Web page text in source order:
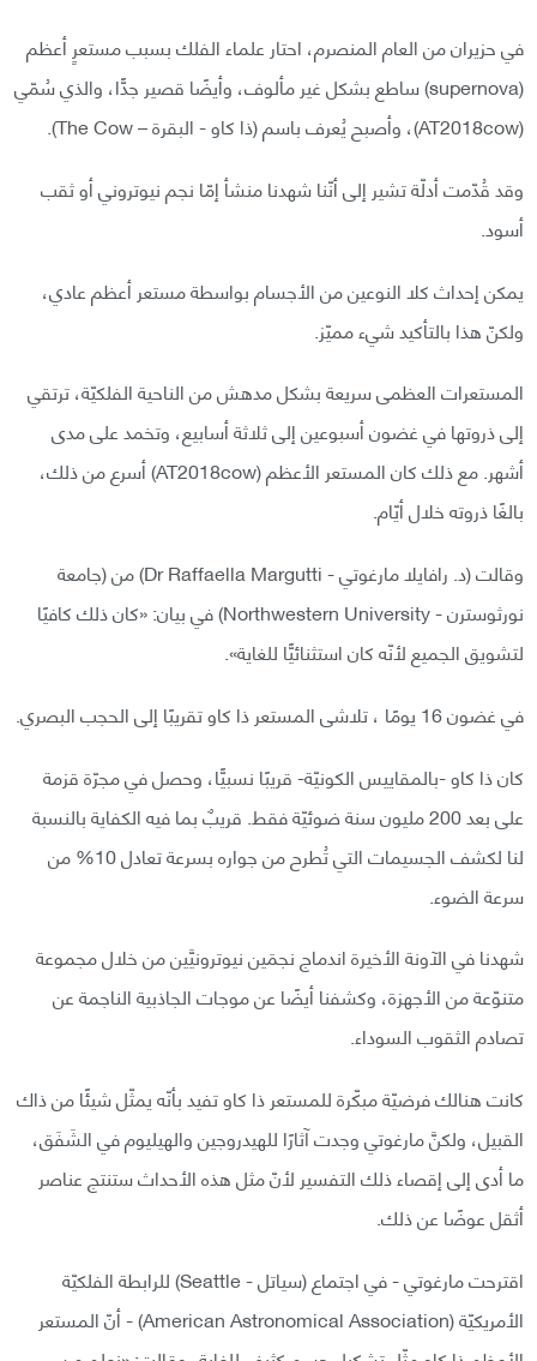
في حزيران من العام المنصرم، احتار علماء الفلك بسبب مستعرٍ أعظم
(supernova) ساطع بشكل غير مألوف، وأيضًا قصير جدًّا، والذي سُمّي
(AT2018cow)، وأصبح يُعرف باسم (ذا كاو - البقرة – The Cow).
وقد قُدّمت أدلّة تشير إلى أنّنا شهدنا منشأ إمّا نجم نيوتروني أو ثقب
أسود.
يمكن إحداث كلا النوعين من الأجسام بواسطة مستعر أعظم عادي،
ولكنّ هذا بالتأكيد شيء مميّز.
المستعرات العظمى سريعة بشكل مدهش من الناحية الفلكيّة، ترتقي
إلى ذروتها في غضون أسبوعين إلى ثلاثة أسابيع، وتخمد على مدى
أشهر. مع ذلك كان المستعر الأعظم (AT2018cow) أسرع من ذلك،
بالغًا ذروته خلال أيّام.
وقالت (د. رافايلا مارغوتي - Dr Raffaella Margutti) من (جامعة
نورثوسترن - Northwestern University) في بيان: «كان ذلك كافيًا
لتشويق الجميع لأنّه كان استثنائيًّا للغاية».
في غضون 16 يومًا ، تلاشى المستعر ذا كاو تقريبًا إلى الحجب البصري.
كان ذا كاو -بالمقاييس الكونيّة- قريبًا نسبيًّا، وحصل في مجرّة قزمة
على بعد 200 مليون سنة ضوئيّة فقط. قريبٌ بما فيه الكفاية بالنسبة
لنا لكشف الجسيمات التي تُطرح من جواره بسرعة تعادل 10% من
سرعة الضوء.
شهدنا في الآونة الأخيرة اندماج نجمَين نيوترونيَّين من خلال مجموعة
متنوّعة من الأجهزة، وكشفنا أيضًا عن موجات الجاذبية الناجمة عن
تصادم الثقوب السوداء.
كانت هنالك فرضيّة مبكّرة للمستعر ذا كاو تفيد بأنّه يمثّل شيئًا من ذاك
القبيل، ولكنَّ مارغوتي وجدت آثارًا للهيدروجين والهيليوم في الشَفَق،
ما أدى إلى إقصاء ذلك التفسير لأنّ مثل هذه الأحداث ستنتج عناصر
أثقل عوضًا عن ذلك.
اقترحت مارغوتي - في اجتماع (سياتل - Seattle) للرابطة الفلكيّة
الأمريكيّة (American Astronomical Association) - أنّ المستعر